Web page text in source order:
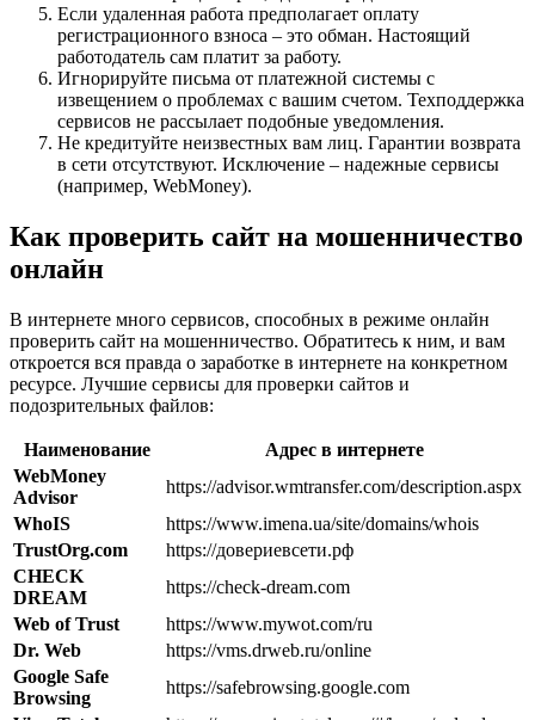
Если удаленная работа предполагает оплату
регистрационного взноса – это обман. Настоящий
работодатель сам платит за работу.
Игнорируйте письма от платежной системы с
извещением о проблемах с вашим счетом. Техподдержка
сервисов не рассылает подобные уведомления.
Не кредитуйте неизвестных вам лиц. Гарантии возврата
в сети отсутствуют. Исключение – надежные сервисы
(например, WebMoney).
Как проверить сайт на мошенничество
онлайн
В интернете много сервисов, способных в режиме онлайн
проверить сайт на мошенничество. Обратитесь к ним, и вам
откроется вся правда о заработке в интернете на конкретном
ресурсе. Лучшие сервисы для проверки сайтов и
подозрительных файлов:
Наименование
Адрес в интернете
WebMoney
Advisor
https://advisor.wmtransfer.com/description.aspx
WhoIS
https://www.imena.ua/site/domains/whois
TrustOrg.com
https://довериевсети.рф
CHECK
DREAM
https://check-dream.com
Web of Trust
https://www.mywot.com/ru
Dr. Web
https://vms.drweb.ru/online
Google Safe
Browsing
https://safebrowsing.google.com